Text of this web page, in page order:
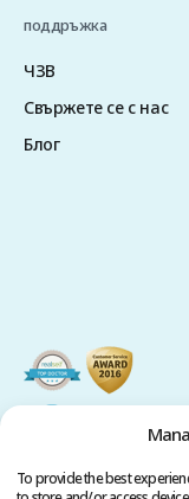
To provide the best
поддръжка
ЧЗВ
Свържете се с нас
Блог